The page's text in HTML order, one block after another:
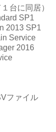
台に同居）
SP1
2013 SP1
Service
2016
ファイル